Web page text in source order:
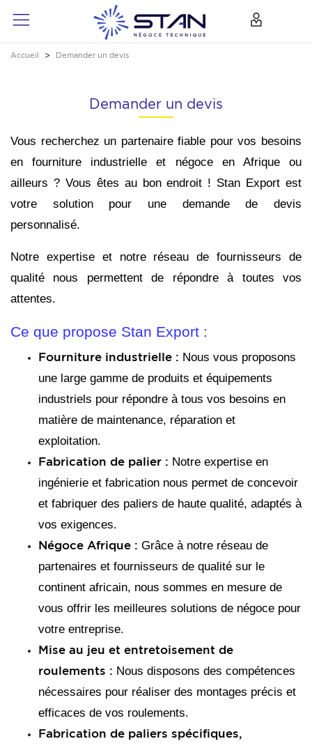
Accueil Demander un devis
Demander un devis
Vous recherchez un partenaire fiable pour vos besoins
en fourniture industrielle et négoce en Afrique ou
ailleurs ? Vous êtes au bon endroit ! Stan Export est
votre solution pour une demande de devis
personnalisé.
Notre expertise et notre réseau de fournisseurs de
qualité nous permettent de répondre à toutes vos
attentes.
Ce que propose Stan Export :
Fourniture industrielle : Nous vous proposons
une large gamme de produits et équipements
industriels pour répondre à tous vos besoins en
matière de maintenance, réparation et
exploitation.
Fabrication de palier : Notre expertise en
ingénierie et fabrication nous permet de concevoir
et fabriquer des paliers de haute qualité, adaptés à
vos exigences.
Négoce Afrique : Grâce à notre réseau de
partenaires et fournisseurs de qualité sur le
continent africain, nous sommes en mesure de
vous offrir les meilleures solutions de négoce pour
votre entreprise.
Mise au jeu et entretoisement de
roulements : Nous disposons des compétences
nécessaires pour réaliser des montages précis et
efficaces de vos roulements.
Fabrication de paliers spécifiques,